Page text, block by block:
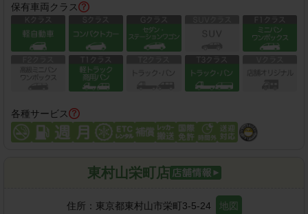
保有車両クラス
各種サービス
東村山栄町店
住所： 東京都東村山市栄町3-5-24 地図